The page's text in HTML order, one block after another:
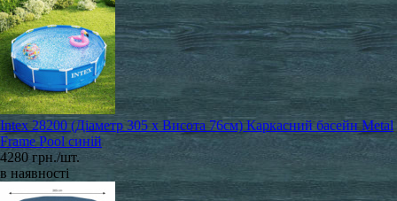
Intex 28200 (Діаметр 305 x Висота 76см) Каркасний басейн Metal
Frame Pool синій
4280 грн./шт.
в наявності